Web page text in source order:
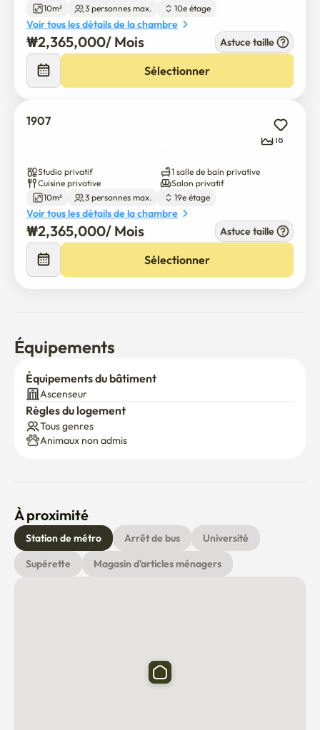
10m²
3 personnes max. 10e étage
Voir tous les détails de la chambre
₩2,365,000/ Mois Astuce taille
Sélectionner
1907
18
Studio privatif
1 salle de bain privative
Cuisine privative
Salon privatif
10m²
3 personnes max. 19e étage
Voir tous les détails de la chambre
₩2,365,000/ Mois Astuce taille
Sélectionner
Équipements
Équipements du bâtiment
Ascenseur
Règles du logement
Tous genres
Animaux non admis
À proximité
Station de métro Arrêt de bus
Université
Supérette
Magasin d'articles ménagers